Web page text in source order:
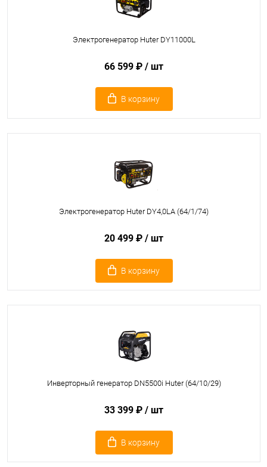
Электрогенератор Huter DY11000L
66 599 ₽ / шт
В корзину
Электрогенератор Huter DY4,0LA (64/1/74)
20 499 ₽ / шт
В корзину
Инверторный генератор DN5500i Huter (64/10/29)
33 399 ₽ / шт
В корзину